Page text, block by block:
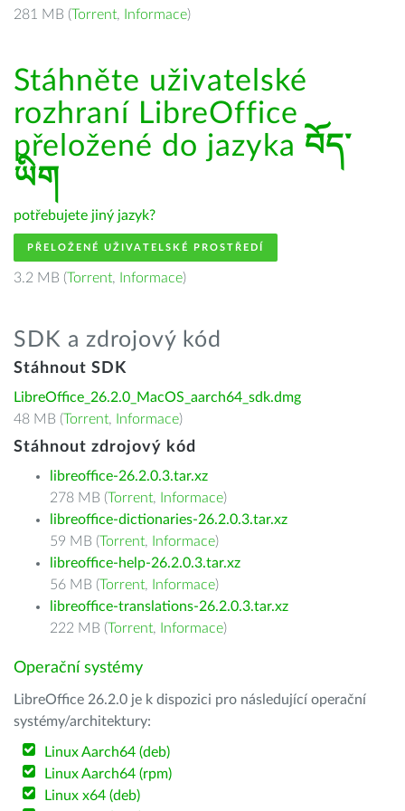
281 MB (Torrent, Informace)
Stáhněte uživatelské
rozhraní LibreOffice
přeložené do jazyka བོད་
ཡིག
potřebujete jiný jazyk?
PŘELOŽENÉ UŽIVATELSKÉ PROSTŘEDÍ
3.2 MB (Torrent, Informace)
SDK a zdrojový kód
Stáhnout SDK
LibreOffice_26.2.0_MacOS_aarch64_sdk.dmg
48 MB (Torrent, Informace)
Stáhnout zdrojový kód
libreoffice-26.2.0.3.tar.xz
278 MB (Torrent, Informace)
libreoffice-dictionaries-26.2.0.3.tar.xz
59 MB (Torrent, Informace)
libreoffice-help-26.2.0.3.tar.xz
56 MB (Torrent, Informace)
libreoffice-translations-26.2.0.3.tar.xz
222 MB (Torrent, Informace)
Operační systémy
LibreOffice 26.2.0 je k dispozici pro následující operační
systémy/architektury:
Linux Aarch64 (deb)
Linux Aarch64 (rpm)
Linux x64 (deb)